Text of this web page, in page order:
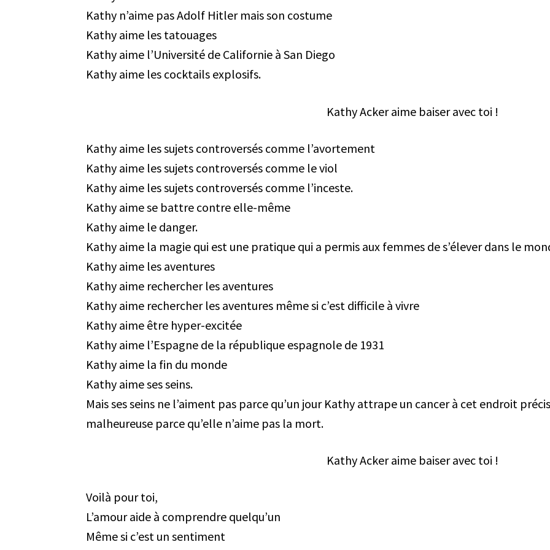
Kathy n’aime pas Adolf Hitler mais son costume
Kathy aime les tatouages
Kathy aime l’Université de Californie à San Diego
Kathy aime les cocktails explosifs.
Kathy Acker aime baiser avec toi !
Kathy aime les sujets controversés comme l’avortement
Kathy aime les sujets controversés comme le viol
Kathy aime les sujets controversés comme l’inceste.
Kathy aime se battre contre elle-même
Kathy aime le danger.
Kathy aime la magie qui est une pratique qui a permis aux femmes de s’élever dans le
Kathy aime les aventures
Kathy aime rechercher les aventures
Kathy aime rechercher les aventures même si c’est difficile à vivre
Kathy aime être hyper-excitée
Kathy aime l’Espagne de la république espagnole de 1931
Kathy aime la fin du monde
Kathy aime ses seins.
Mais ses seins ne l’aiment pas parce qu’un jour Kathy attrape un cancer à cet endroit
malheureuse parce qu’elle n’aime pas la mort.
Kathy Acker aime baiser avec toi !
Voilà pour toi,
L’amour aide à comprendre quelqu’un
Même si c’est un sentiment